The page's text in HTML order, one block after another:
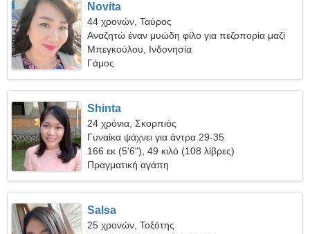
Novita
44 χρονών, Ταύρος
Αναζητώ έναν μυώδη φίλο για πεζοπορία μαζί
Μπεγκούλου, Ινδονησία
Γάμος
Shinta
24 χρόνια, Σκορπιός
Γυναίκα ψάχνει για άντρα 29-35
166 εκ (5'6"), 49 κιλό (108 λίβρες)
Πραγματική αγάπη
Salsa
25 χρονών, Τοξότης